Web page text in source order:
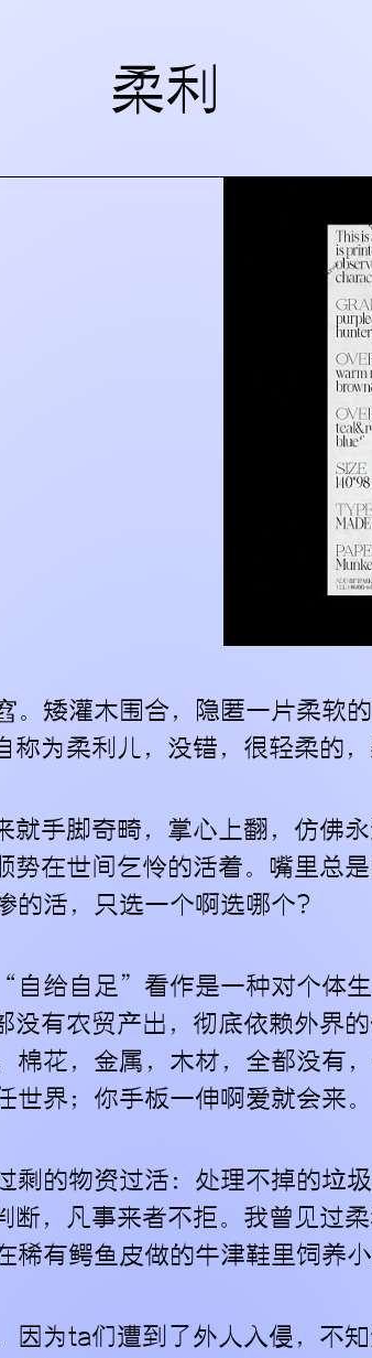
柔利
。矮灌木围合，隐匿一片柔
为柔利儿，没错，很轻柔的，
手脚奇畸，掌心上翻，仿佛
势在世间乞怜的活着。嘴里总
活，只选一个啊选哪个？
自给自足”看作是一种对个体
有农贸产出，彻底依赖外界
棉花，金属，木材，全都没有
界；你手板一伸啊爱就会来。
剩的物资过活：处理不掉的垃
断，凡事来者不拒。我曾见过
有鳄鱼皮做的牛津鞋里饲养小
因为ta们遭到了外人入侵，不
到研究、从泛
图上的新型
变化的时代。